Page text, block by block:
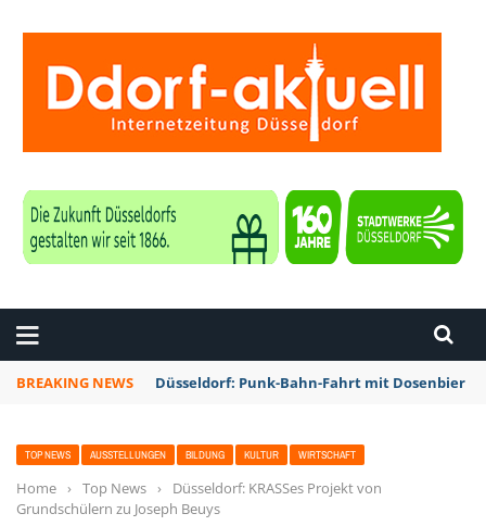
BREAKING NEWS Düsseldorf: Punk-Bahn-Fahrt mit Dosenbier
TOP NEWS AUSSTELLUNGEN BILDUNG KULTUR WIRTSCHAFT
Home › Top News ›
Düsseldorf: KRASSes Projekt von
Grundschülern zu Joseph Beuys